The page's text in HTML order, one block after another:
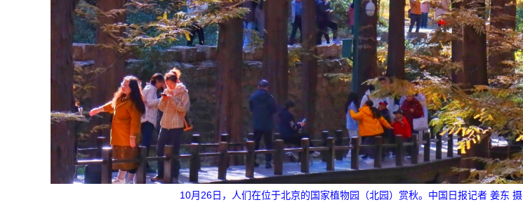
10月26日，人们在位于北京的国家植物园（北园）赏秋。中国日报记者 姜东 摄